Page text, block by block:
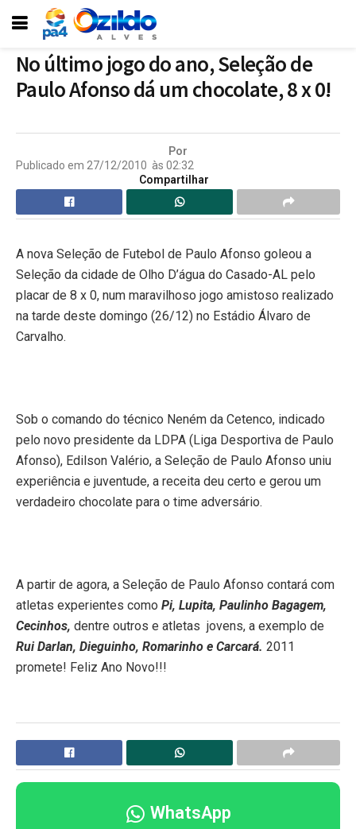
No último jogo do ano, Seleção de
Paulo Afonso dá um chocolate, 8 x 0!
Por
Publicado em 27/12/2010 às 02:32
Compartilhar
A nova Seleção de Futebol de Paulo Afonso goleou a
Seleção da cidade de Olho D’água do Casado-AL pelo
placar de 8 x 0, num maravilhoso jogo amistoso realizado
na tarde deste domingo (26/12) no Estádio Álvaro de
Carvalho.
Sob o comando do técnico Neném da Cetenco, indicado
pelo novo presidente da LDPA (Liga Desportiva de Paulo
Afonso), Edilson Valério, a Seleção de Paulo Afonso uniu
experiência e juventude, a receita deu certo e gerou um
verdadeiro chocolate para o time adversário.
A partir de agora, a Seleção de Paulo Afonso contará com
atletas experientes como Pi, Lupita, Paulinho Bagagem,
Cecinhos, dentre outros e atletas jovens, a exemplo de
Rui Darlan, Dieguinho, Romarinho e Carcará. 2011
promete! Feliz Ano Novo!!!
WhatsApp